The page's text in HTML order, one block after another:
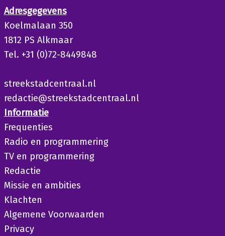
Adresgegevens
Koelmalaan 350
1812 PS Alkmaar
Tel. +31 (0)72-8449848
streekstadcentraal.nl
redactie@streekstadcentraal.nl
Informatie
Frequenties
Radio en programmering
TV en programmering
Redactie
Missie en ambities
Klachten
Algemene Voorwaarden
Privacy